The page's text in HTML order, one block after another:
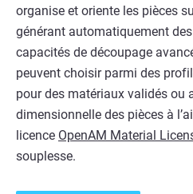
organise et oriente les pièces
générant automatiquement
capacités de découpage
peuvent choisir parmi des
pour des matériaux validés ou
dimensionnelle des pièces à
licence OpenAM Material
souplesse.